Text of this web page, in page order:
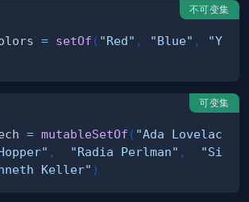
不可变集
= setOf ( "Red" , "Blue" ,
"Y
可变集
= mutableSetOf ( "Ada Lovelac
, "Radia Perlman" ,
"Si
Keller" )